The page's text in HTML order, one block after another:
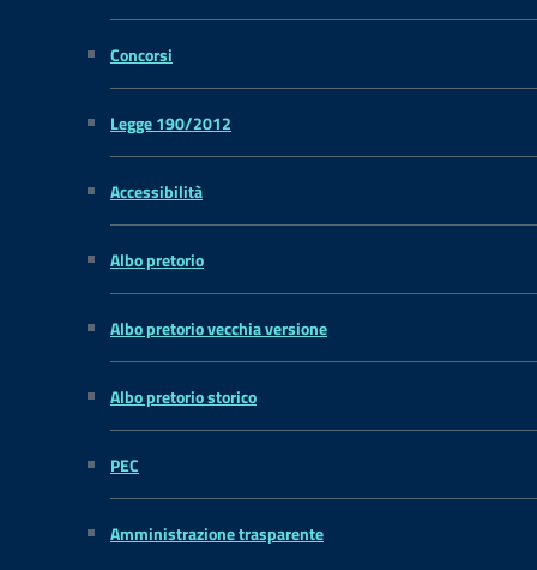
Concorsi
Legge 190/2012
Accessibilità
Albo pretorio
Albo pretorio vecchia versione
Albo pretorio storico
PEC
Amministrazione trasparente